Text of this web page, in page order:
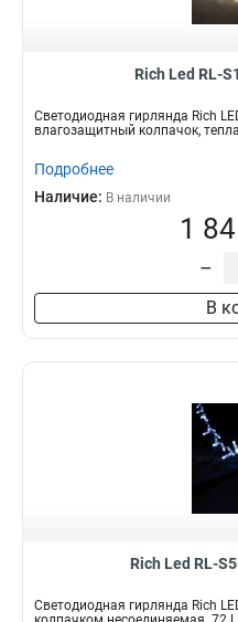
Rich Led RL-
Светодиодная гирлянда Rich
влагозащитный колпачок,
Подробнее
Наличие: В наличии
1
–
В
Rich Led RL-
Светодиодная гирлянда Rich